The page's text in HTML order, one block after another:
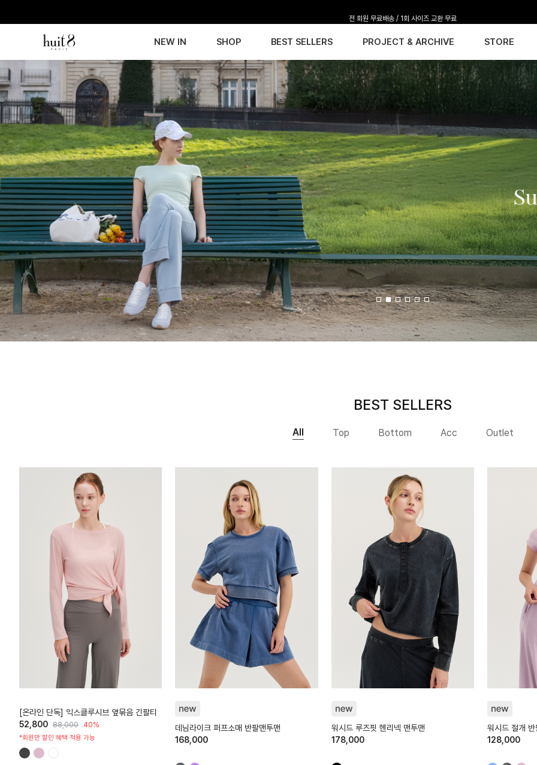
NEW IN SHOP BEST SELLERS PROJECT & ARCHIVE STORE
BEST SELLERS
All Top Bottom Acc Outlet
[온라인 단독] 익스클루시브 옆묶음 긴팔티
52,800 88,000 40%
*회원만 할인 혜택 적용 가능
데님라이크 퍼프소매 반팔맨투맨
168,000
워시드 루즈핏 헨리넥 맨투맨
178,000
워시드 절개 반
128,000